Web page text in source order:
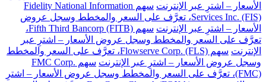
الأسعار – اشترِ عبر الإنترنت
سهم Fidelity National Information
Services Inc. (FIS)، تعرَّف على السعر والمخطط وسجل عروض
الأسعار – اشترِ عبر الإنترنت
سهم Fifth Third Bancorp (FITB)،
تعرَّف على السعر والمخطط وسجل عروض الأسعار – اشترِ عبر
الإنترنت
سهم Flowserve Corp. (FLS)، تعرَّف على السعر والمخطط
وسجل عروض الأسعار – اشترِ عبر الإنترنت
سهم FMC Corp.
(FMC)، تعرَّف على السعر والمخطط وسجل عروض الأسعار – اشترِ